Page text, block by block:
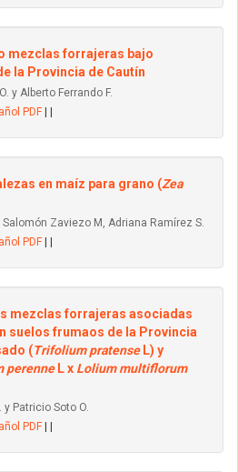
mezclas forrajeras bajo
la Provincia de Cautín
y Alberto Ferrando F.
PDF
en maíz para grano (Zea
Zaviezo M, Adriana Ramírez S.
PDF
mezclas forrajeras asociadas
suelos frumaos de la Provincia
(Trifolium pratense L) y
perenne L x Lolium multiflorum
Patricio Soto O.
PDF